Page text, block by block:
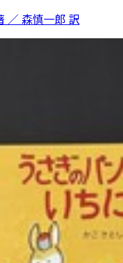
／ 森慎一郎 訳